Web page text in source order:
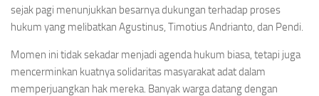
sejak pagi menunjukkan besarnya dukungan terhadap proses
hukum yang melibatkan Agustinus, Timotius Andrianto, dan Pendi.
Momen ini tidak sekadar menjadi agenda hukum biasa, tetapi juga
mencerminkan kuatnya solidaritas masyarakat adat dalam
memperjuangkan hak mereka. Banyak warga datang dengan